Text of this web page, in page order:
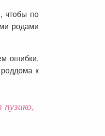
чтобы по
родами
ошибки.
к